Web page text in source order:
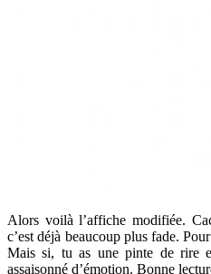
Alors voilà l’affiche modifiée.
c’est déjà beaucoup plus fade.
Mais si, tu as une pinte de rire
assaisonné d’émotion. Bonne